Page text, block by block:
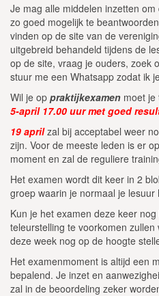
Je mag alle middelen inzetten
zo goed mogelijk te
vinden op de site van de
uitgebreid behandeld tijdens de
op de site, vraag je ouders, zoek
stuur me een Whatsapp zodat ik
Wil je op praktijkexamen moet je
5-april 17.00 uur met goed
19 aprilzal bij acceptabel weer
zijn. Voor de meeste leden is er
moment en zal de reguliere
Het examen wordt dit keer in 2
groep waarin je normaal je lesuur
Kun je het examen deze keer
teleurstelling te voorkomen
deze week nog op de hoogte
Het examenmoment is altijd een
bepalend. Je inzet en
zal in de beoordeling zeker